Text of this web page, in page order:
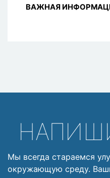
ВАЖНАЯ
Мы всегда стараемся
окружающую среду.